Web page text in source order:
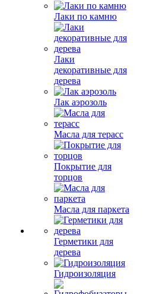
Лаки по камню
Лаки
декоративные для
дерева
Лак аэрозоль
Масла для терасс
Покрытие для
торцов
Масла для паркета
Герметики для
дерева
Гидроизоляция